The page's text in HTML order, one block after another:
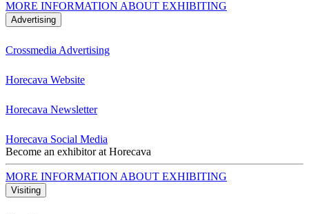
MORE INFORMATION ABOUT EXHIBITING
Advertising
Crossmedia Advertising
Horecava Website
Horecava Newsletter
Horecava Social Media
Become an exhibitor at Horecava
MORE INFORMATION ABOUT EXHIBITING
Visiting